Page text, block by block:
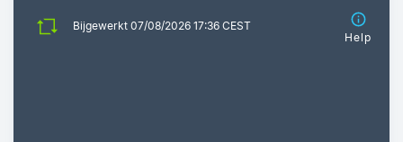
Bijgewerkt 07/08/2026 17:36 CEST
Help